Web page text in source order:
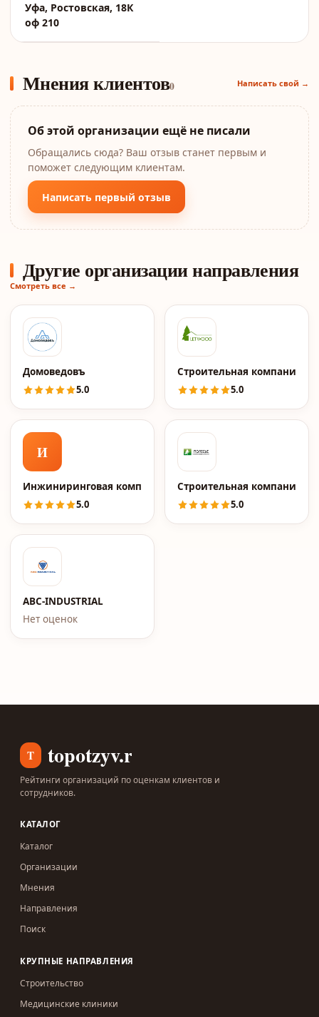
Уфа, Ростовская, 18К
оф 210
Мнения клиентов0 Написать свой →
Об этой организации ещё не писали
Обращались сюда? Ваш отзыв станет первым и
поможет следующим клиентам.
Написать первый отзыв
Другие организации направления
Смотреть все →
Домоведовъ
5.0
Строительная компания
5.0
И
Инжиниринговая компания 2к
5.0
Строительная компания
5.0
ABC-INDUSTRIAL
Нет оценок
T topotzyv.ru
Рейтинги организаций по оценкам клиентов и
сотрудников.
КАТАЛОГ
Каталог
Организации
Мнения
Направления
Поиск
КРУПНЫЕ НАПРАВЛЕНИЯ
Строительство
Медицинские клиники